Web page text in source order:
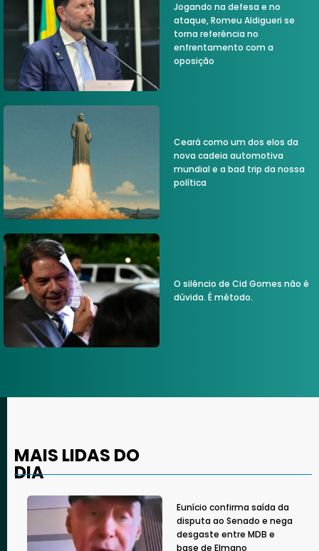
Jogando na defesa e no
ataque, Romeu Aldigueri se
torna referência no
enfrentamento com a
oposição
Ceará como um dos elos da
nova cadeia automotiva
mundial e a bad trip da nossa
política
O silêncio de Cid Gomes não é
dúvida. É método.
MAIS LIDAS DO
DIA
Eunício confirma saída da
disputa ao Senado e nega
desgaste entre MDB e
base de Elmano